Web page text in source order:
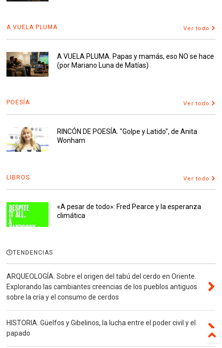
A VUELA PLUMA Ver todo
A VUELA PLUMA. Papas y mamás, eso NO se hace
(por Mariano Luna de Matías)
POESÍA Ver todo
RINCÓN DE POESÍA. "Golpe y Latido", de Anita
Wonham
LIBROS Ver todo
«A pesar de todo»: Fred Pearce y la esperanza
climática
TENDENCIAS
ARQUEOLOGÍA. Sobre el origen del tabú del cerdo en Oriente.
Explorando las cambiantes creencias de los pueblos antiguos
sobre la cría y el consumo de cerdos
HISTORIA. Güelfos y Gibelinos, la lucha entre el poder civil y el
papado